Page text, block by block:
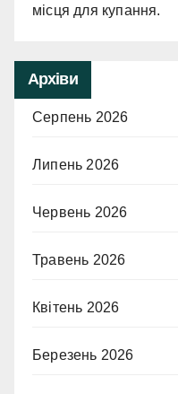
місця для купання.
Архіви
Серпень 2026
Липень 2026
Червень 2026
Травень 2026
Квітень 2026
Березень 2026